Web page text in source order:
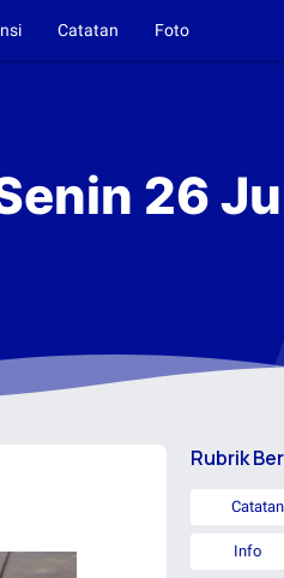
Catatan Foto
26
Rubrik
Catatan
Info